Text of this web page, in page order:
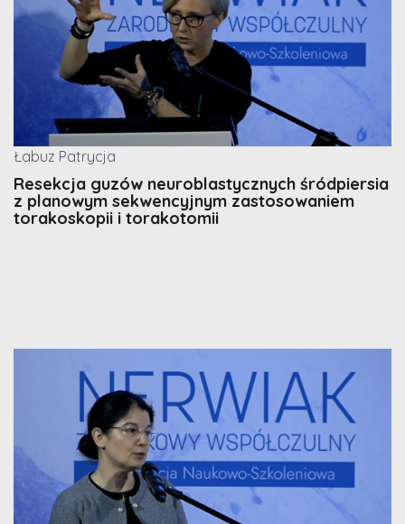
Łabuz Patrycja
Resekcja guzów neuroblastycznych śródpiersia
z planowym sekwencyjnym zastosowaniem
torakoskopii i torakotomii